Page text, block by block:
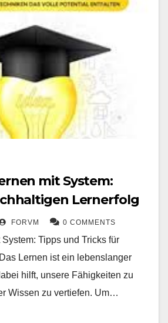
mit System:
Lernerfolg
FORVM 0 COMMENTS
Tipps und Tricks für
Lernen ist ein lebenslanger
hilft, unsere Fähigkeiten zu
Wissen zu vertiefen. Um…